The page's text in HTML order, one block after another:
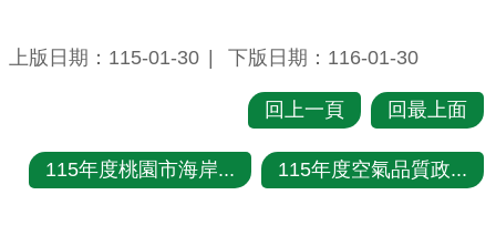
上版日期：115-01-30 下版日期：116-01-30
回上一頁 回最上面
115年度桃園市海岸... 115年度空氣品質政...